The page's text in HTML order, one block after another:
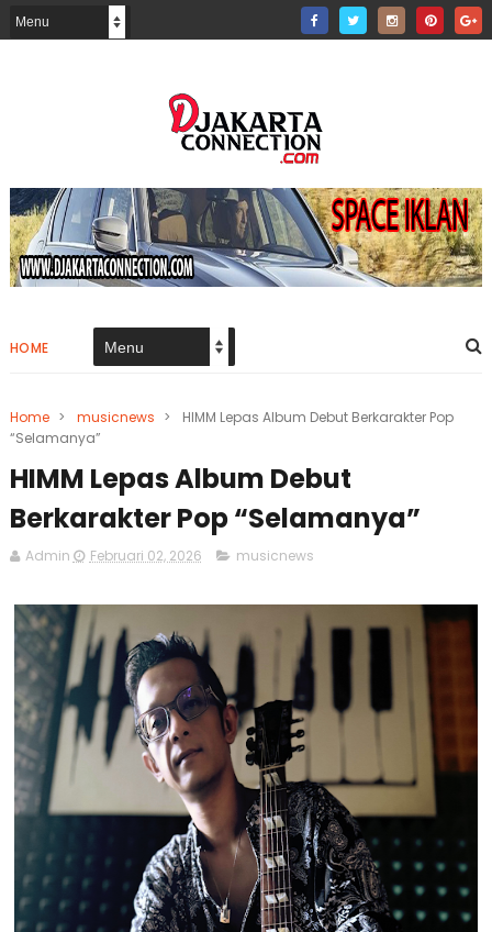
HOME
Home > musicnews >
HIMM Lepas Album Debut Berkarakter Pop
“Selamanya”
HIMM Lepas Album Debut
Berkarakter Pop “Selamanya”
Admin Februari 02, 2026 musicnews